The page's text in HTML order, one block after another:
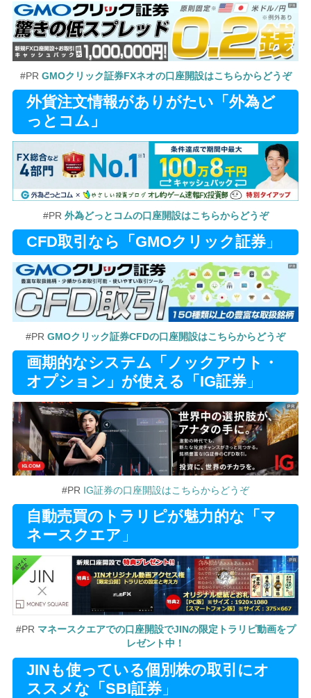
#PR GMOクリック証券FXネオの口座開設はこちらからどうぞ
外貨注文情報がありがたい「外為ど
っとコム」
#PR 外為どっとコムの口座開設はこちらからどうぞ
CFD取引なら「GMOクリック証券」
#PR GMOクリック証券CFDの口座開設はこちらからどうぞ
画期的なシステム「ノックアウト・
オプション」が使える「IG証券」
#PR IG証券の口座開設はこちらからどうぞ
自動売買のトラリピが魅力的な「マ
ネースクエア 」
#PR マネースクエアでの口座開設でJINの限定トラリピ動画をプ
レゼント中！
JINも使っている個別株の取引にオ
ススメな「SBI証券」